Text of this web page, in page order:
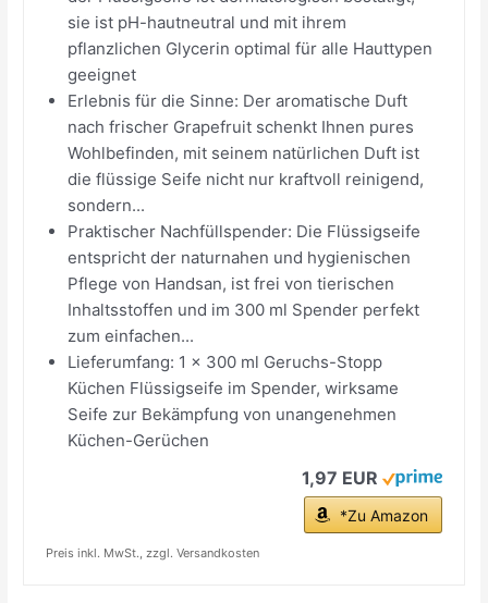
sie ist pH-hautneutral und mit ihrem
pflanzlichen Glycerin optimal für alle Hauttypen
geeignet
Erlebnis für die Sinne: Der aromatische Duft
nach frischer Grapefruit schenkt Ihnen pures
Wohlbefinden, mit seinem natürlichen Duft ist
die flüssige Seife nicht nur kraftvoll reinigend,
sondern...
Praktischer Nachfüllspender: Die Flüssigseife
entspricht der naturnahen und hygienischen
Pflege von Handsan, ist frei von tierischen
Inhaltsstoffen und im 300 ml Spender perfekt
zum einfachen...
Lieferumfang: 1 x 300 ml Geruchs-Stopp
Küchen Flüssigseife im Spender, wirksame
Seife zur Bekämpfung von unangenehmen
Küchen-Gerüchen
1,97 EUR
*Zu Amazon
Preis inkl. MwSt., zzgl. Versandkosten